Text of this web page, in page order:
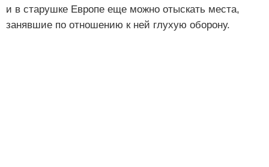
и в старушке Европе еще можно отыскать места,
занявшие по отношению к ней глухую оборону.